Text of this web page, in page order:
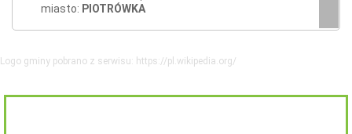
miasto: PIOTRÓWKA
Logo gminy pobrano z serwisu: https://pl.wikipedia.org/